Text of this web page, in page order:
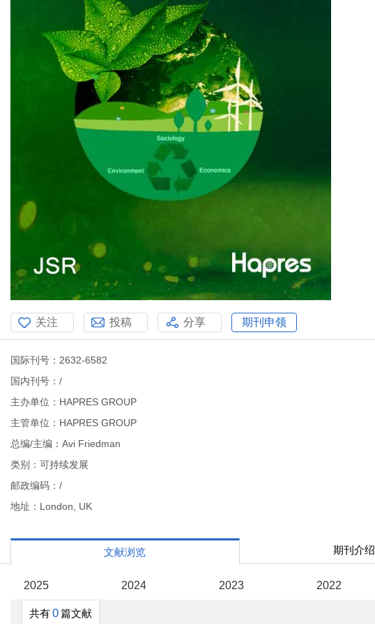
关注 投稿 分享 期刊申领
国际刊号：2632-6582
国内刊号：/
主办单位：HAPRES GROUP
主管单位：HAPRES GROUP
总编/主编：Avi Friedman
类别：可持续发展
邮政编码：/
地址：London, UK
文献浏览 期刊介绍
2025 2024 2023 2022
共有0篇文献